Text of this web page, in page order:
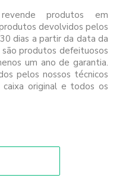
produtos em
devolvidos pelos
dias a partir da data da
produtos defeituosos
um ano de garantia.
pelos nossos técnicos
original e todos os